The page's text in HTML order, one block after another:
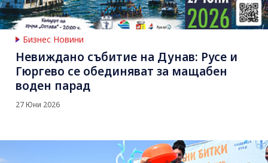
Бизнес Новини
Невиждано събитие на Дунав: Русе и
Гюргево се обединяват за мащабен
воден парад
27 Юни 2026